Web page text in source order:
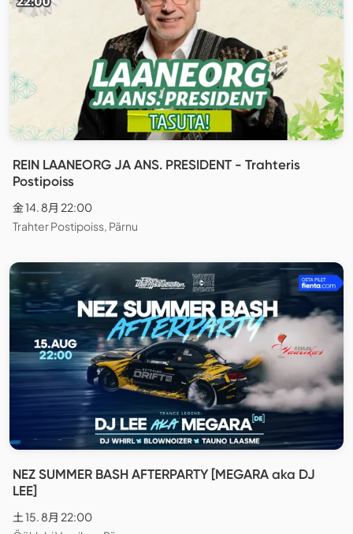
REIN LAANEORG JA ANS. PRESIDENT - Trahteris
Postipoiss
金 14. 8月 22:00
Trahter Postipoiss, Pärnu
NEZ SUMMER BASH AFTERPARTY [MEGARA aka DJ
LEE]
土 15. 8月 22:00